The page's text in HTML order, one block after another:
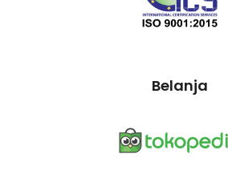
Belanja